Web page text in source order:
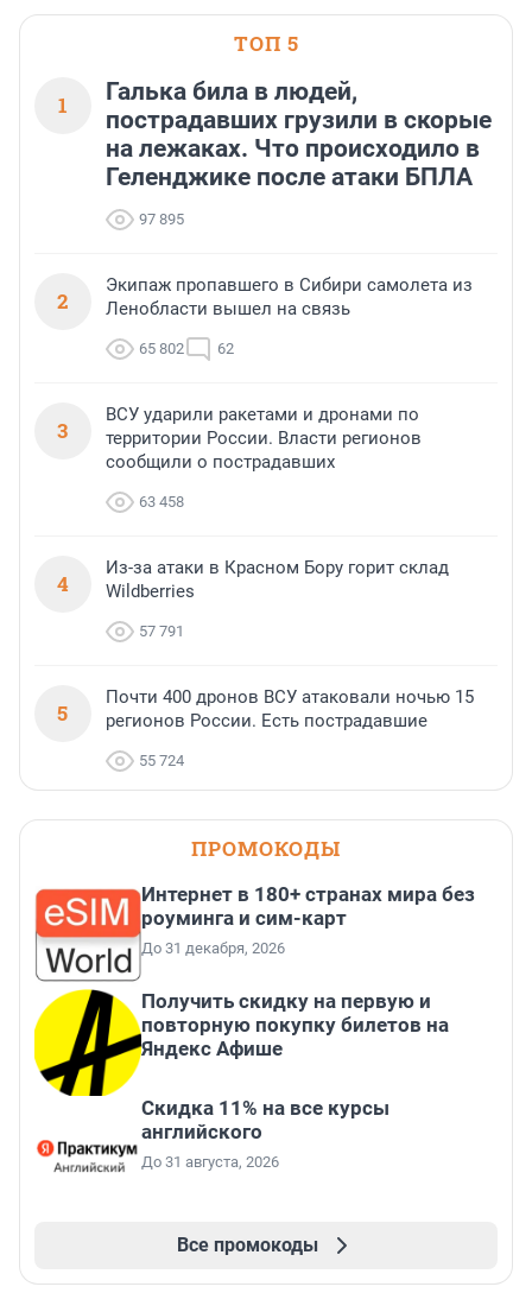
ТОП 5
1
Галька била в людей,
пострадавших грузили в скорые
на лежаках. Что происходило в
Геленджике после атаки БПЛА
97 895
2
Экипаж пропавшего в Сибири самолета из
Ленобласти вышел на связь
65 802 62
3
ВСУ ударили ракетами и дронами по
территории России. Власти регионов
сообщили о пострадавших
63 458
4
Из-за атаки в Красном Бору горит склад
Wildberries
57 791
5
Почти 400 дронов ВСУ атаковали ночью 15
регионов России. Есть пострадавшие
55 724
ПРОМОКОДЫ
Интернет в 180+ странах мира без
роуминга и сим-карт
До 31 декабря, 2026
Получить скидку на первую и
повторную покупку билетов на
Яндекс Афише
Скидка 11% на все курсы
английского
До 31 августа, 2026
Все промокоды